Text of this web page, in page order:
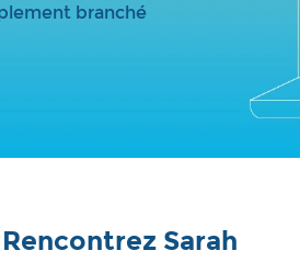
branché
Sarah